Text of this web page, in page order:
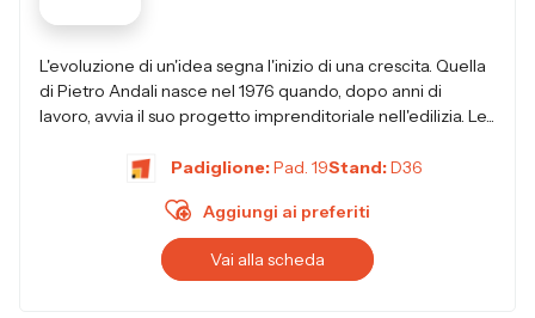
L'evoluzione di un'idea segna l'inizio di una crescita. Quella
di Pietro Andali nasce nel 1976 quando, dopo anni di
lavoro, avvia il suo progetto imprenditoriale nell'edilizia. Le...
Padiglione:Pad. 19Stand:D36
Aggiungi ai preferiti
Vai alla scheda